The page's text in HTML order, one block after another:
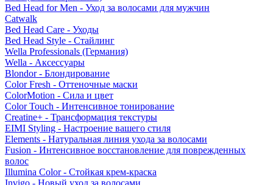
Bed Head for Men - Уход за волосами для мужчин
Catwalk
Bed Head Care - Уходы
Bed Head Style - Стайлинг
Wella Professionals (Германия)
Wella - Аксессуары
Blondor - Блондирование
Color Fresh - Оттеночные маски
ColorMotion - Сила и цвет
Color Touch - Интенсивное тонирование
Creatine+ - Трансформация текстуры
EIMI Styling - Настроение вашего стиля
Elements - Натуральная линия ухода за волосами
Fusion - Интенсивное восстановление для поврежденных
волос
Illumina Color - Стойкая крем-краска
Invigo - Новый уход за волосами